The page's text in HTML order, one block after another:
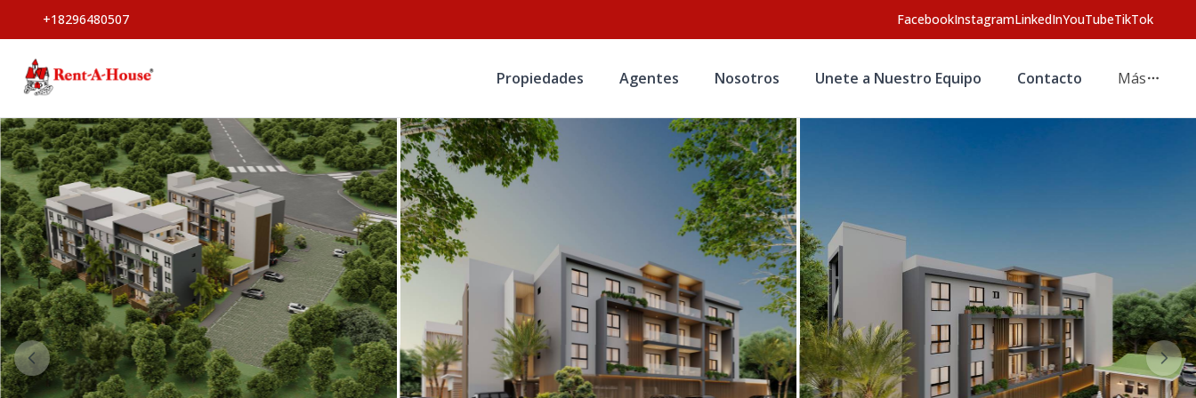
+18296480507 FacebookInstagramLinkedInYouTubeTikTok
Propiedades Agentes Nosotros Unete a Nuestro Equipo Contacto Más